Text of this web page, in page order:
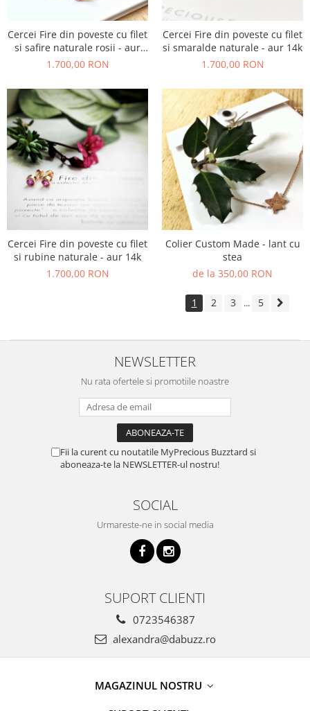
Cercei Fire din poveste cu filet
si safire naturale rosii - aur
14k
1.700,00 RON
Cercei Fire din poveste cu filet
si smaralde naturale - aur 14k
1.700,00 RON
Cercei Fire din poveste cu filet
si rubine naturale - aur 14k
1.700,00 RON
Colier Custom Made - lant cu
stea
de la 350,00 RON
1 2 3 ... 5
NEWSLETTER
Nu rata ofertele si promotiile noastre
Fii la curent cu noutatile MyPrecious Buzztard si
aboneaza-te la NEWSLETTER-ul nostru!
SOCIAL
Urmareste-ne in social media
SUPORT CLIENTI
0723546387
alexandra@dabuzz.ro
MAGAZINUL NOSTRU